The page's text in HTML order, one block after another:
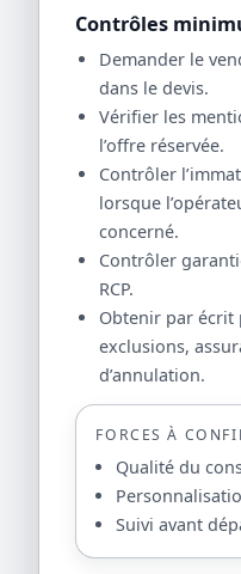
Contrôles
Demander le
dans le devis.
Vérifier les
l’offre réservée.
Contrôler
lorsque
concerné.
Contrôler
RCP.
Obtenir par écrit
exclusions,
d’annulation.
FORCES À
Qualité du
Suivi avant